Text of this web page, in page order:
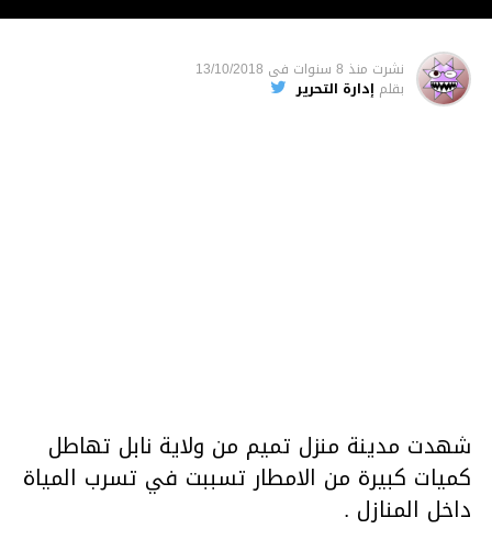
نشرت منذ 8 سنوات فى 13/10/2018
بقلم إدارة التحرير
شهدت مدينة منزل تميم من ولاية نابل تهاطل
كميات كبيرة من الامطار تسببت في تسرب المياة
داخل المنازل .